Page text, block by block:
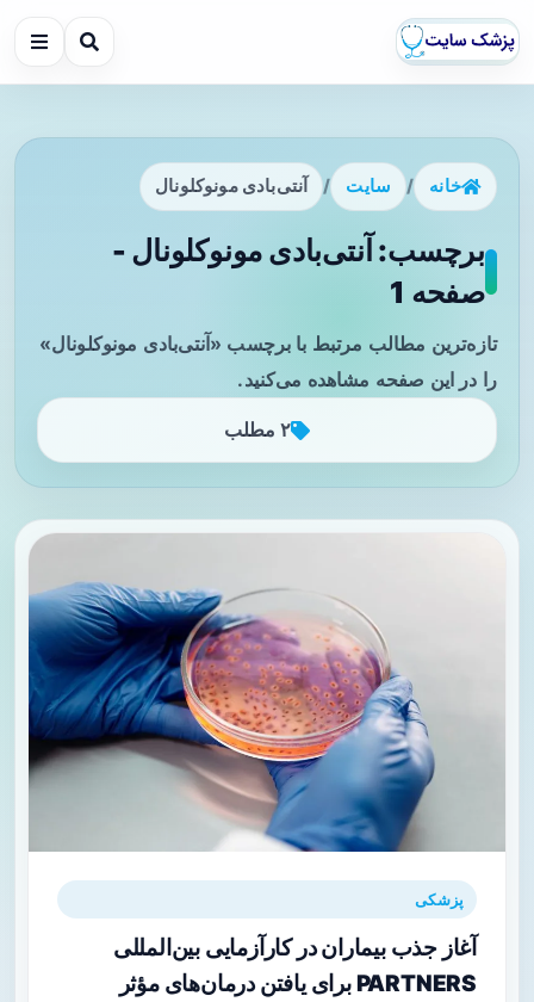
خانه / سایت / آنتی‌بادی مونوکلونال
برچسب: آنتی‌بادی مونوکلونال -
صفحه 1
تازه‌ترین مطالب مرتبط با برچسب «آنتی‌بادی مونوکلونال»
را در این صفحه مشاهده می‌کنید.
۲ مطلب
پزشکی
آغاز جذب بیماران در کارآزمایی بین‌المللی
PARTNERS برای یافتن درمان‌های مؤثر